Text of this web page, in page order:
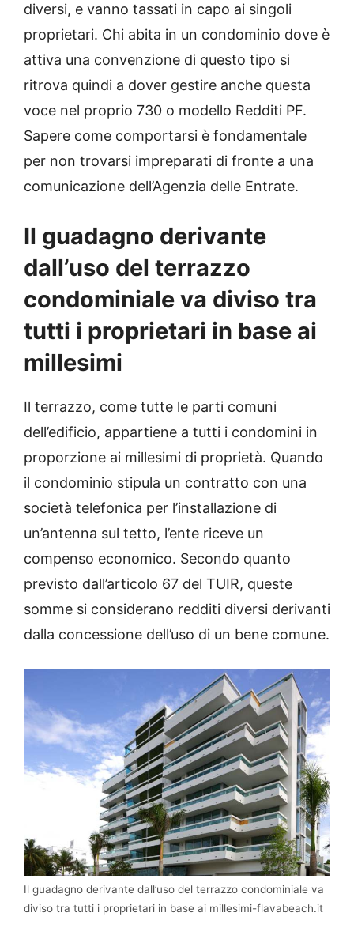
diversi, e vanno tassati in capo ai singoli
proprietari. Chi abita in un condominio dove è
attiva una convenzione di questo tipo si
ritrova quindi a dover gestire anche questa
voce nel proprio 730 o modello Redditi PF.
Sapere come comportarsi è fondamentale
per non trovarsi impreparati di fronte a una
comunicazione dell’Agenzia delle Entrate.
Il guadagno derivante
dall’uso del terrazzo
condominiale va diviso tra
tutti i proprietari in base ai
millesimi
Il terrazzo, come tutte le parti comuni
dell’edificio, appartiene a tutti i condomini in
proporzione ai millesimi di proprietà. Quando
il condominio stipula un contratto con una
società telefonica per l’installazione di
un’antenna sul tetto, l’ente riceve un
compenso economico. Secondo quanto
previsto dall’articolo 67 del TUIR, queste
somme si considerano redditi diversi derivanti
dalla concessione dell’uso di un bene comune.
Il guadagno derivante dall’uso del terrazzo condominiale va
diviso tra tutti i proprietari in base ai millesimi-flavabeach.it